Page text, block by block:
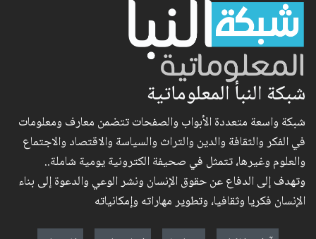
شبكة النبأ المعلوماتية
شبكة واسعة متعددة الأبواب والصفحات تتضمن معارف ومعلومات
في الفكر والثقافة والدين والتراث والسياسة والاقتصاد والاجتماع
والعلوم وغيرها، تتمثل في صحيفة الكترونية يومية شاملة..
وتهدف إلى الدفاع عن حقوق الإنسان ونشر الوعي والدعوة إلى بناء
الإنسان فكريا وثقافيا، وتطوير مهاراته وإمكانياته